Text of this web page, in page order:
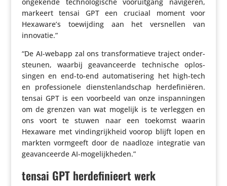
markeert tensai GPT een cruciaal moment voor
Hexaware’s toewij­ding aan het versnellen van
innovatie.”
“De AI-webapp zal ons trans­for­ma­tieve traject onder­
steunen, waarbij geavan­ceerde tech­ni­sche oplos­
singen en end-to-end auto­ma­ti­se­ring het high-tech
en profes­si­o­nele dien­sten­land­schap herde­fi­ni­ëren.
tensai GPT is een voorbeeld van onze inspan­ningen
om de grenzen van wat mogelijk is te verleggen en
ons voort te stuwen naar een toekomst waarin
Hexaware met vinding­rijk­heid voorop blijft lopen en
markten vormgeeft door de naadloze inte­gratie van
geavan­ceerde AI-mogelijkheden.”
tensai GPT herdefinieert werk